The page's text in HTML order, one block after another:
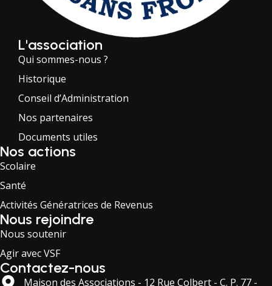
L'association
Qui sommes-nous ?
Historique
Conseil d’Administration
Nos partenaires
Documents utiles
Nos actions
Scolaire
Santé
Activités Génératrices de Revenus
Nous rejoindre
Nous soutenir
Agir avec VSF
Contactez-nous
Maison des Associations - 12 Rue Colbert - C. P. 77 -